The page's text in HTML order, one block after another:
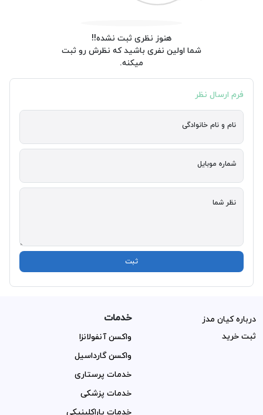
هنوز نظری ثبت نشده!!
شما اولین نفری باشید که نظرش رو ثبت
میکنه.
فرم ارسال نظر
نام و نام خانوادگی
شماره موبایل
نظر شما
ثبت
درباره کیان مدز
ثبت خرید
خدمات
واکسن آنفولانزا
واکسن گارداسیل
خدمات پرستاری
خدمات پزشکی
خدمات پاراکلینیکی